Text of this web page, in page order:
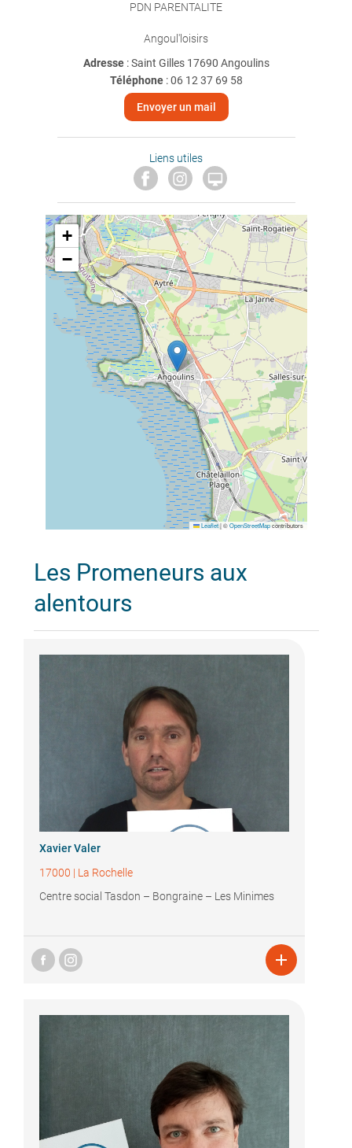
PDN PARENTALITE
Angoul'loisirs
Adresse : Saint Gilles 17690 Angoulins
Téléphone:06 12 37 69 58
Envoyer un mail
Liens utiles

+
−
Leaflet|©OpenStreetMapcontributors
Les Promeneurs aux
alentours
Xavier Valer
17000 | La Rochelle
Centre social Tasdon – Bongraine – Les Minimes
